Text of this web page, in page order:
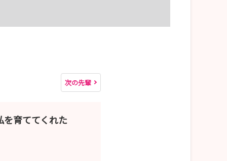
次の先輩
育ててくれた